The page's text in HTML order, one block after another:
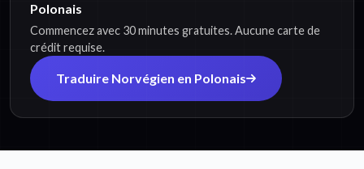
Polonais
Commencez avec 30 minutes gratuites. Aucune carte de
crédit requise.
Traduire Norvégien en Polonais